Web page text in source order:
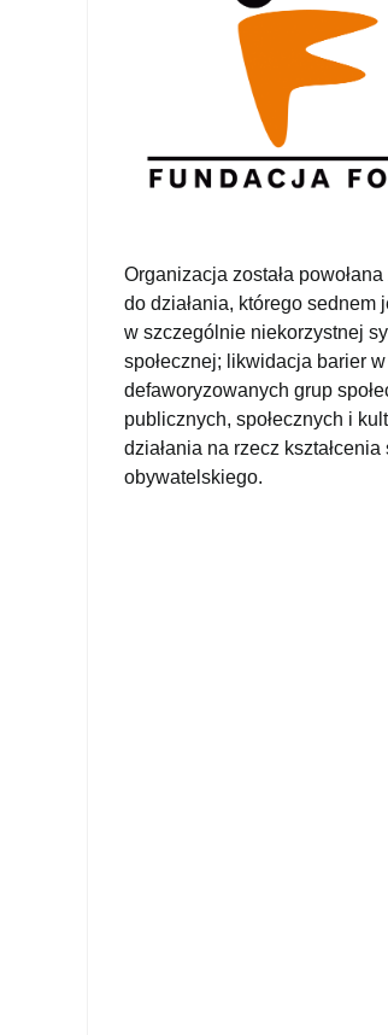
Organizacja została
do działania, którego sednem
w szczególnie niekorzystnej
społecznej; likwidacja barier
defaworyzowanych grup
publicznych, społecznych i
działania na rzecz kształcenia
obywatelskiego.